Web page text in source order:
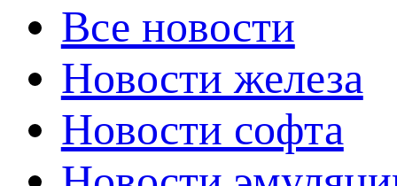
Все новости
Новости железа
Новости софта